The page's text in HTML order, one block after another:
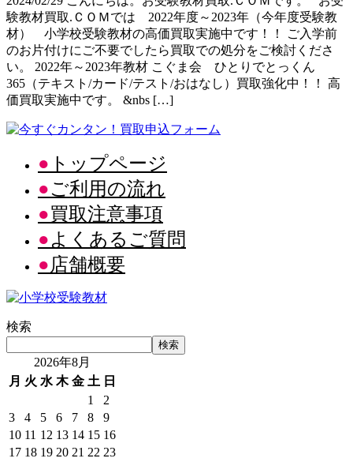
験教材買取.ＣＯＭでは 2022年度～2023年（今年度受験教
材） 小学校受験教材の高価買取実施中です！！ ご入学前
のお片付けにご不要でしたら買取での処分をご検討くださ
い。 2022年～2023年教材 こぐま会 ひとりでとっくん
365（テキスト/カード/テスト/おはなし）買取強化中！！ 高
価買取実施中です。 &nbs […]
トップページ
ご利用の流れ
買取注意事項
よくあるご質問
店舗概要
検索
検索
2026年8月
月 火 水 木 金 土 日
1
2
3
4 5 6 7 8
9
10 11 12 13 14 15 16
17 18 19 20 21 22 23